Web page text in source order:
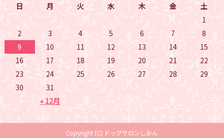
日
月 火 水 木 金 土
« 12月
1
2
3 4 5 6 7
8
9
10 11 12 13 14
15
16
17 18 19 20 21
22
23
24 25 26 27 28
29
30
31
Copyright (C) ドッグサロンしおん